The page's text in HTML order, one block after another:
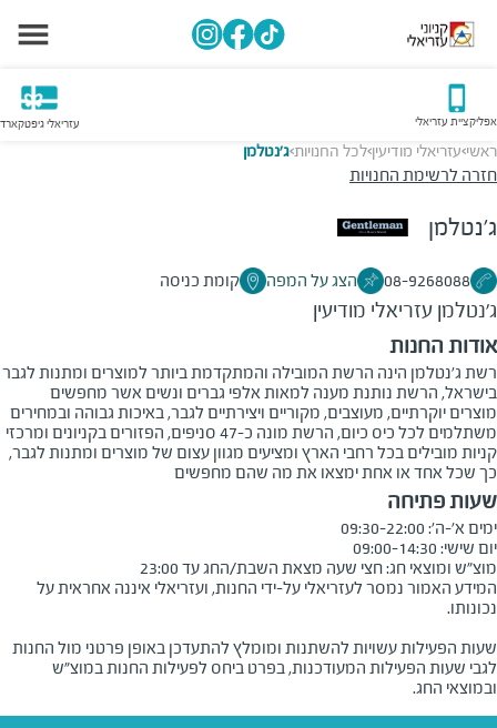
אפליקציית עזריאלי עזריאלי גיפטקארד
ראשי>עזריאלי מודיעין>לכל החנויות>ג'נטלמן
חזרה לרשימת החנויות
ג'נטלמן
08-9268088 הצג על המפה קומת כניסה
ג'נטלמן עזריאלי מודיעין
אודות החנות
רשת ג'נטלמן הינה הרשת המובילה והמתקדמת ביותר למוצרים ומתנות לגבר
בישראל, הרשת נותנת מענה למאות אלפי גברים ונשים אשר מחפשים
מוצרים יוקרתיים, מעוצבים, מקוריים ויצירתיים לגבר, באיכות גבוהה ובמחירים
משתלמים לכל כיס כיום, הרשת מונה כ-47 סניפים, הפזורים בקניונים ומרכזי
קניות מובילים בכל רחבי הארץ ומציעים מגוון עצום של מוצרים ומתנות לגבר,
כך שכל אחד או אחת ימצאו את מה שהם מחפשים
שעות פתיחה
מוצ"ש ומוצאי חג: חצי שעה מצאת השבת/החג עד 23:00
המידע האמור נמסר לעזריאלי על-ידי החנות, ועזריאלי איננה אחראית על
שעות הפעילות עשויות להשתנות ומומלץ להתעדכן באופן פרטני מול החנות
לגבי שעות הפעילות המעודכנות, בפרט ביחס לפעילות החנות במוצ"ש
ובמוצאי החג.